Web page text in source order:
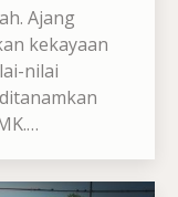
Ajang
kekayaan
nilai